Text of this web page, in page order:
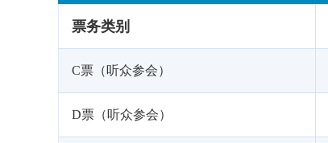
票务类别
C票（听众参会）
D票（听众参会）